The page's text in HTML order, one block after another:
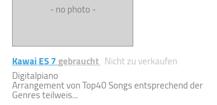
- no photo -
Kawai ES 7gebraucht Nicht zu verkaufen
Digitalpiano
Arrangement von Top40 Songs entsprechend der
Genres teilweis...